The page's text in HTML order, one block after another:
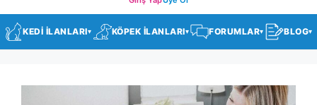
KEDİ İLANLARI▾ KÖPEK İLANLARI▾ FORUMLAR▾ BLOG▾